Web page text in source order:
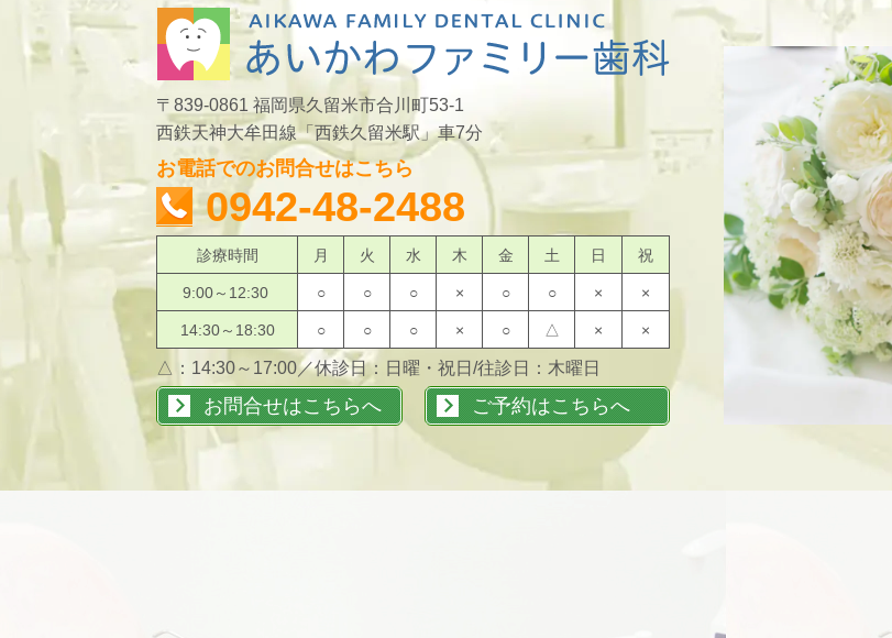
〒839-0861 福岡県久留米市合川町53-1
西鉄天神大牟田線「西鉄久留米駅」車7分
お電話でのお問合せはこちら
0942-48-2488
診療時間 月 火 水 木 金 土 日 祝
9:00～12:30 ○ ○ ○ × ○ ○ × ×
14:30～18:30 ○ ○ ○ × ○ △ × ×
△：14:30～17:00／休診日：日曜・祝日/往診日：木曜日
お問合せはこちらへ ご予約はこちらへ